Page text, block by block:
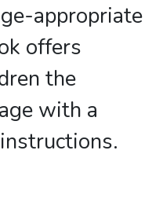
appropriate
offers
the
with a